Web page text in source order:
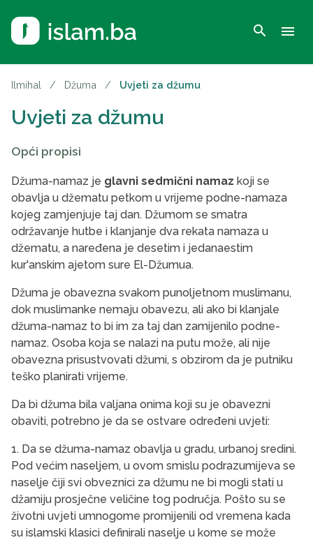
search menu
Ilmihal / Džuma / Uvjeti za džumu
Uvjeti za džumu
Opći propisi
Džuma-namaz je glavni sedmični namaz koji se
obavlja u džematu petkom u vrijeme podne-namaza
kojeg zamjenjuje taj dan. Džumom se smatra
održavanje hutbe i klanjanje dva rekata namaza u
džematu, a naređena je desetim i jedanaestim
kur'anskim ajetom sure El-Džumua.
Džuma je obavezna svakom punoljetnom muslimanu,
dok muslimanke nemaju obavezu, ali ako bi klanjale
džuma-namaz to bi im za taj dan zamijenilo podne-
namaz. Osoba koja se nalazi na putu može, ali nije
obavezna prisustvovati džumi, s obzirom da je putniku
teško planirati vrijeme.
Da bi džuma bila valjana onima koji su je obavezni
obaviti, potrebno je da se ostvare određeni uvjeti:
1. Da se džuma-namaz obavlja u gradu, urbanoj sredini.
Pod većim naseljem, u ovom smislu podrazumijeva se
naselje čiji svi obveznici za džumu ne bi mogli stati u
džamiju prosječne veličine tog područja. Pošto su se
životni uvjeti umnogome promijenili od vremena kada
su islamski klasici definirali naselje u kome se može